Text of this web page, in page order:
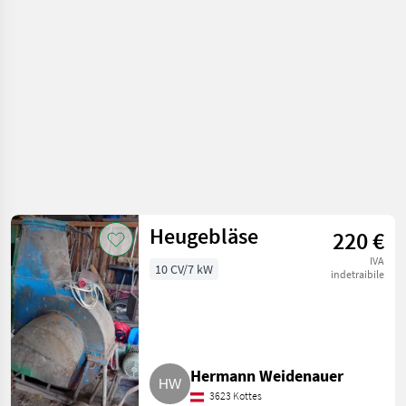
Heugebläse 220 €
IVA
indetraibile
10 CV/7 kW
Hermann Weidenauer
3623 Kottes